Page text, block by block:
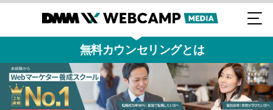
無料カウンセリングとは